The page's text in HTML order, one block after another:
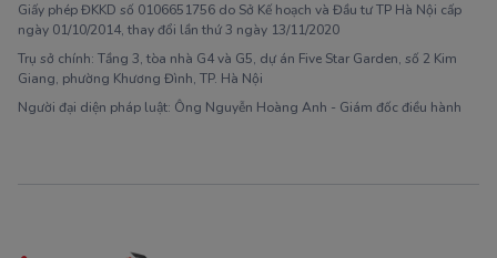
Giấy phép ĐKKD số 0106651756 do Sở Kế hoạch và Đầu tư TP Hà Nội cấp
ngày 01/10/2014, thay đổi lần thứ 3 ngày 13/11/2020
Trụ sở chính: Tầng 3, tòa nhà G4 và G5, dự án Five Star Garden, số 2 Kim
Giang, phường Khương Đình, TP. Hà Nội
Người đại diện pháp luật: Ông Nguyễn Hoàng Anh - Giám đốc điều hành